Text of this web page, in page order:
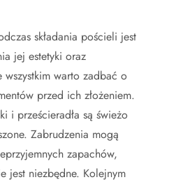
składania pościeli jest
jej estetyki oraz
warto zadbać o
przed ich złożeniem.
i prześcieradła są świeżo
Zabrudzenia mogą
zapachów,
jest niezbędne. Kolejnym